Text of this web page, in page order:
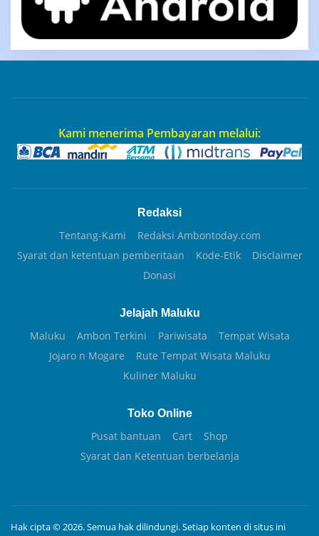
Kami menerima Pembayaran melalui:
Redaksi
Tentang-Kami
Redaksi Ambontoday.com
Syarat dan ketentuan pemberitaan
Kode-Etik
Disclaimer
Donasi
Jelajah Maluku
Maluku Ambon Terkini Pariwisata
Tempat Wisata
Jojaro n Mogare
Rute Tempat Wisata Maluku
Kuliner Maluku
Toko Online
Pusat bantuan Cart
Shop
Syarat dan Ketentuan berbelanja
Hak cipta © 2026. Semua hak dilindungi. Setiap konten di situs ini